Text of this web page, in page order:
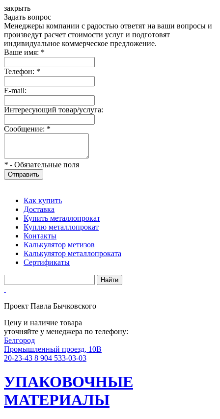
закрыть
Задать вопрос
Менеджеры компании с радостью ответят на ваши вопросы и
произведут расчет стоимости услуг и подготовят
индивидуальное коммерческое предложение.
Ваше имя: *
Телефон: *
E-mail:
Интересующий товар/услуга:
Сообщение: *
* - Обязательные поля
Отправить
Как купить
Доставка
Купить металлопрокат
Куплю металлопрокат
Контакты
Калькулятор метизов
Калькулятор металлопроката
Сертификаты
Проект Павла Бычковского
Цену и наличие товара
уточняйте у менеджера по телефону:
Белгород
Промышленный проезд, 10В
20-23-43 8 904 533-03-03
УПАКОВОЧНЫЕ
МАТЕРИАЛЫ